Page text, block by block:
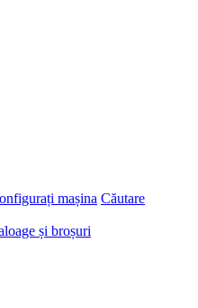
mașina Căutare
și broșuri